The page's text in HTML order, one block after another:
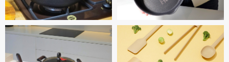
Документы:
Политика
конфиденциальности
Пользовательское
соглашение
Дистрибьюторам